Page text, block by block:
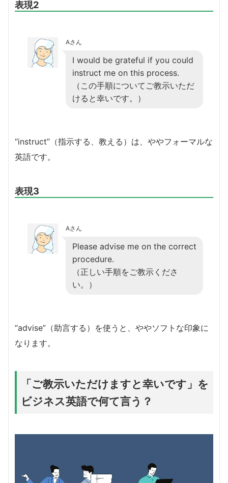
表現2
Aさん
I would be grateful if you could
instruct me on this process.
（この手順についてご教示いただ
けると幸いです。）
“instruct”（指示する、教える）は、ややフォーマルな
英語です。
表現3
Aさん
Please advise me on the correct
procedure.
（正しい手順をご教示くださ
い。）
“advise”（助言する）を使うと、ややソフトな印象に
なります。
「ご教示いただけますと幸いです」を
ビジネス英語で何て言う？